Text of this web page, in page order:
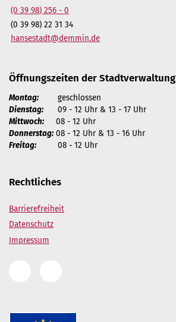
(0 39 98) 256 - 0
(0 39 98) 22 31 34
hansestadt@demmin.de
Öffnungszeiten der Stadtverwaltung
Montag: geschlossen
Dienstag: 09 - 12 Uhr & 13 - 17 Uhr
Mittwoch: 08 - 12 Uhr
Donnerstag: 08 - 12 Uhr & 13 - 16 Uhr
Freitag: 08 - 12 Uhr
Rechtliches
Barrierefreiheit
Datenschutz
Impressum